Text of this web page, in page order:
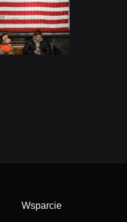
Wsparcie